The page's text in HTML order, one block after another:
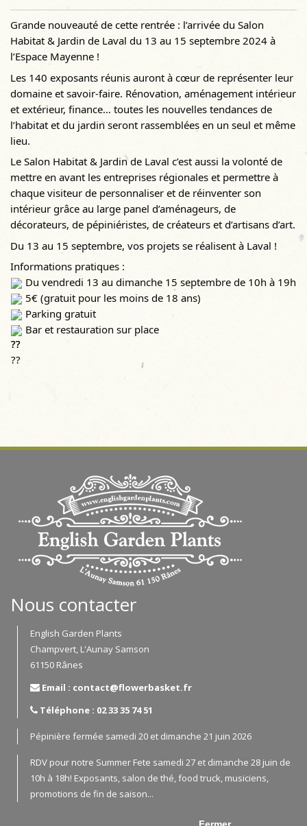
Grande nouveauté de cette rentrée : l’arrivée du Salon
Habitat & Jardin de Laval du 13 au 15 septembre 2024 à
l’Espace Mayenne !
Les 140 exposants réunis auront à cœur de représenter leur
domaine et savoir-faire. Rénovation, aménagement intérieur
et extérieur, finance… toutes les nouvelles tendances de
l’habitat et du jardin seront rassemblées en un seul et même
lieu.
Le Salon Habitat & Jardin de Laval c’est aussi la volonté de
mettre en avant les entreprises régionales et permettre à
chaque visiteur de personnaliser et de réinventer son
intérieur grâce au large panel d’aménageurs, de
décorateurs, de pépiniéristes, de créateurs et d’artisans d’art.
Du 13 au 15 septembre, vos projets se réalisent à Laval !
Informations pratiques :
Du vendredi 13 au dimanche 15 septembre de 10h à 19h
5€ (gratuit pour les moins de 18 ans)
Parking gratuit
Bar et restauration sur place
Nous contacter
English Garden Plants
Champvert, L'Aunay Samson
61150 Rânes
Email : contact@flowerbasket.fr
Téléphone : 02 33 35 74 51
Pépinière fermée samedi 20 et dimanche 21 juin 2026
RDV pour notre Summer Fete samedi 27 et dimanche 28 juin de
10h à 18h! Exposants, salon de thé, food truck, musiciens,
promotions de fin de saison...